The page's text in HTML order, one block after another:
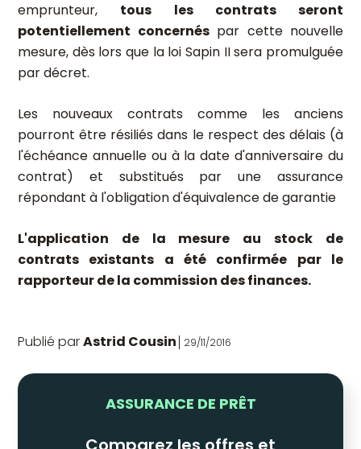
emprunteur, tous les contrats seront
potentiellement concernéspar cette nouvelle
mesure, dès lors que la loi Sapin II sera promulguée
par décret.
Les nouveaux contrats comme les anciens
pourront être résiliés dans le respect des délais (à
l'échéance annuelle ou à la date d'anniversaire du
contrat) et substitués par une assurance
répondant à l'obligation d'équivalence de garantie
L'application de la mesure au stock de
contrats existants a été confirmée par le
rapporteur de la commission des finances.
Publié parAstrid Cousin 29/11/2016
ASSURANCE DE PRÊT